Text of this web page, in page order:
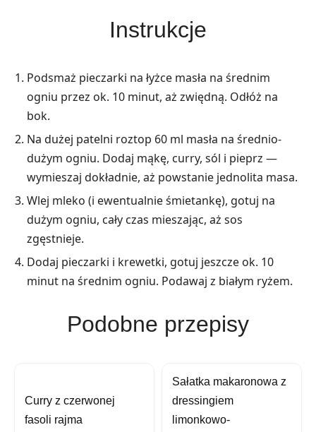
Instrukcje
Podsmaż pieczarki na łyżce masła na średnim
ogniu przez ok. 10 minut, aż zwiędną. Odłóż na
bok.
Na dużej patelni roztop 60 ml masła na średnio-
dużym ogniu. Dodaj mąkę, curry, sól i pieprz —
wymieszaj dokładnie, aż powstanie jednolita masa.
Wlej mleko (i ewentualnie śmietankę), gotuj na
dużym ogniu, cały czas mieszając, aż sos
zgęstnieje.
Dodaj pieczarki i krewetki, gotuj jeszcze ok. 10
minut na średnim ogniu. Podawaj z białym ryżem.
Podobne przepisy
Curry z czerwonej
fasoli rajma
Sałatka makaronowa z
dressingiem
limonkowo-